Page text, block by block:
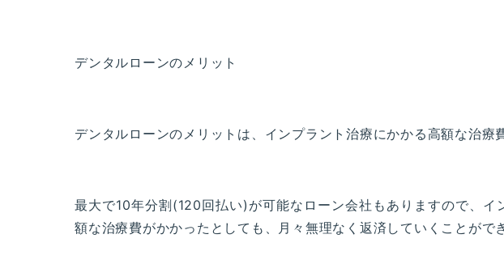
デンタルローンのメリット
デンタルローンのメリットは、インプラント治療にかかる高額な治療
最大で10年分割(120回払い)が可能なローン会社もありますので、
額な治療費がかかったとしても、月々無理なく返済していくことがで